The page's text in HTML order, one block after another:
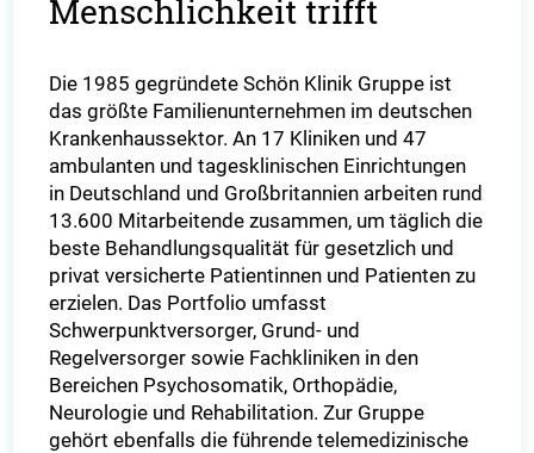
Menschlichkeit trifft
Die 1985 gegründete Schön Klinik Gruppe ist
das größte Familienunternehmen im deutschen
Krankenhaussektor. An 17 Kliniken und 47
ambulanten und tagesklinischen Einrichtungen
in Deutschland und Großbritannien arbeiten rund
13.600 Mitarbeitende zusammen, um täglich die
beste Behandlungsqualität für gesetzlich und
privat versicherte Patientinnen und Patienten zu
erzielen. Das Portfolio umfasst
Schwerpunktversorger, Grund- und
Regelversorger sowie Fachkliniken in den
Bereichen Psychosomatik, Orthopädie,
Neurologie und Rehabilitation. Zur Gruppe
gehört ebenfalls die führende telemedizinische